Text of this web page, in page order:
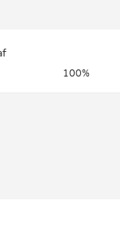
100%